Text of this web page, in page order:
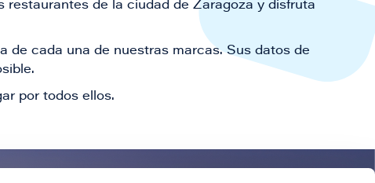
de la ciudad de Zaragoza y disfruta
de cada una de nuestras marcas. Sus datos de
por todos ellos.